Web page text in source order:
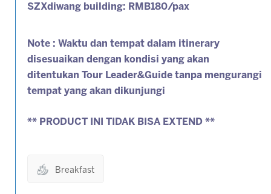
SZXdiwang building: RMB180/pax
Note : Waktu dan tempat dalam itinerary
disesuaikan dengan kondisi yang akan
ditentukan Tour Leader&Guide tanpa mengurangi
tempat yang akan dikunjungi
** PRODUCT INI TIDAK BISA EXTEND **
Breakfast